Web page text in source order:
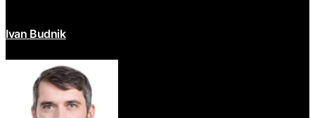
Ivan Budnik